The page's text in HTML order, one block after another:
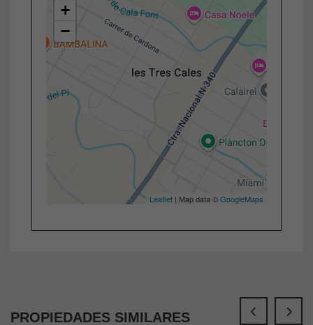
+
−
Leaflet | Map data ©GoogleMaps
PROPIEDADES SIMILARES